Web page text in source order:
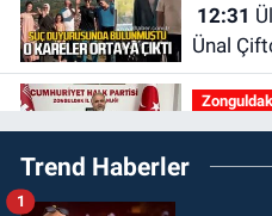
12:31
Ünal
ortaya
Zonguldak
12:00Olcay Can görevine resmen
başladı.
Trend Haberler
1